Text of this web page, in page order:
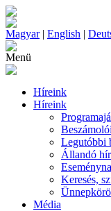
Magyar| English |
Menü
Híreink
Híreink
Legutóbbi
Állandó
Keresés,
Média